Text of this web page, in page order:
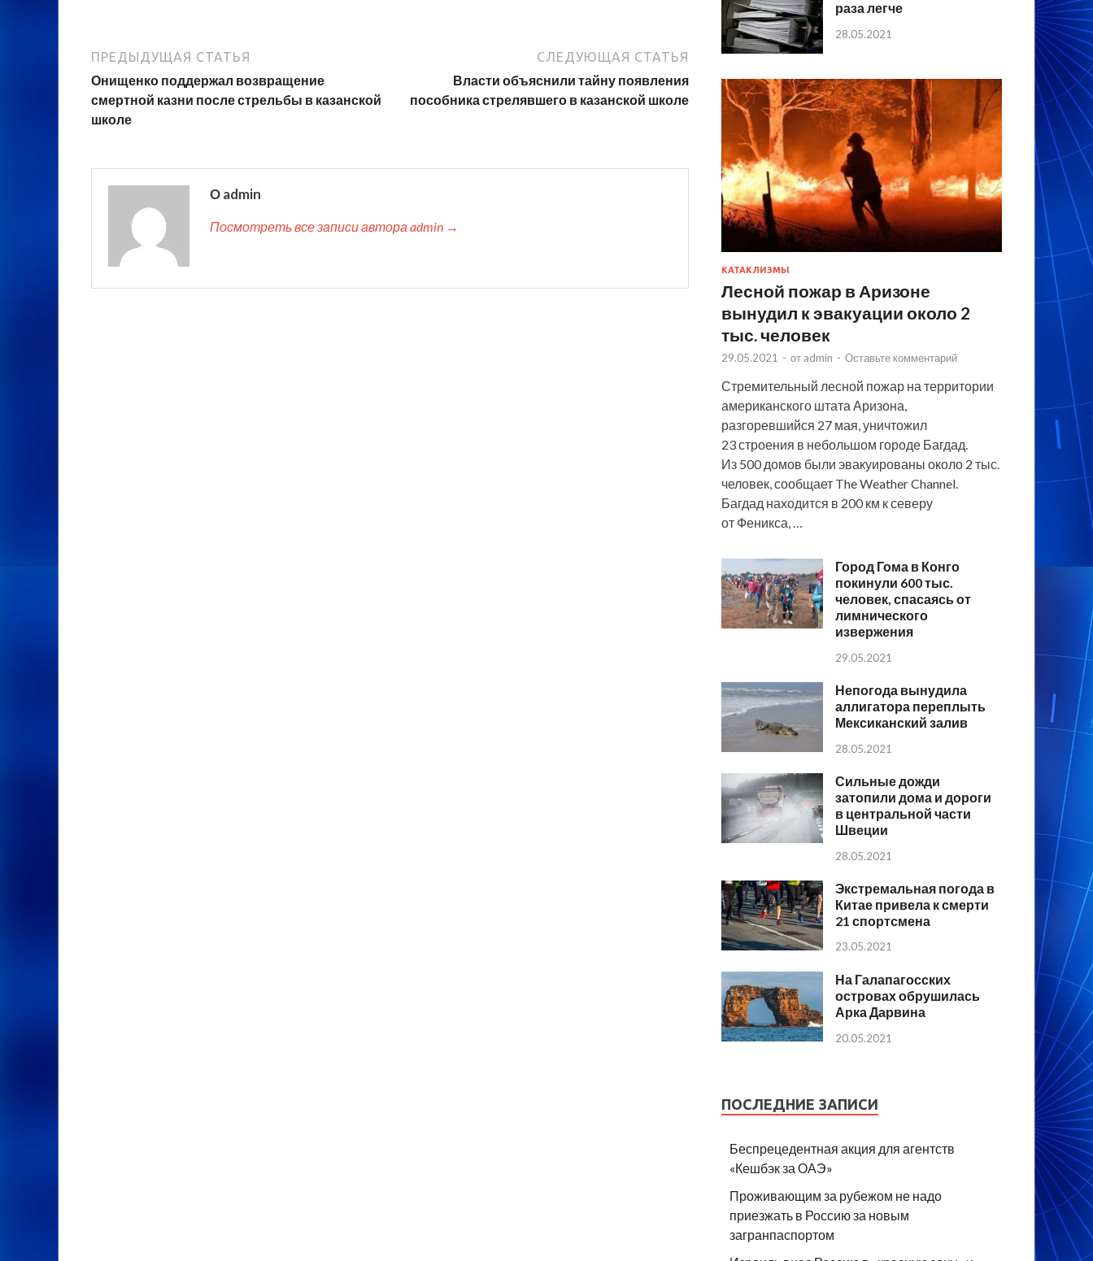
ПРЕДЫДУЩАЯ СТАТЬЯ
Онищенко поддержал возвращение
смертной казни после стрельбы в казанской
школе
СЛЕДУЮЩАЯ СТАТЬЯ
Власти объяснили тайну появления
пособника стрелявшего в казанской школе
О admin
Посмотреть все записи автора admin →
раза легче
28.05.2021
КАТАКЛИЗМЫ
Лесной пожар в Аризоне
вынудил к эвакуации около 2
тыс. человек
29.05.2021 - от admin - Оставьте комментарий
Стремительный лесной пожар на территории
американского штата Аризона,
разгоревшийся 27 мая, уничтожил
23 строения в небольшом городе Багдад.
Из 500 домов были эвакуированы около 2 тыс.
человек, сообщает The Weather Channel.
Багдад находится в 200 км к северу
от Феникса, …
Город Гома в Конго
покинули 600 тыс.
человек, спасаясь от
лимнического
извержения
29.05.2021
Непогода вынудила
аллигатора переплыть
Мексиканский залив
28.05.2021
Сильные дожди
затопили дома и дороги
в центральной части
Швеции
28.05.2021
Экстремальная погода в
Китае привела к смерти
21 спортсмена
23.05.2021
На Галапагосских
островах обрушилась
Арка Дарвина
20.05.2021
ПОСЛЕДНИЕ ЗАПИСИ
Беспрецедентная акция для агентств
«Кешбэк за ОАЭ»
Проживающим за рубежом не надо
приезжать в Россию за новым
загранпаспортом